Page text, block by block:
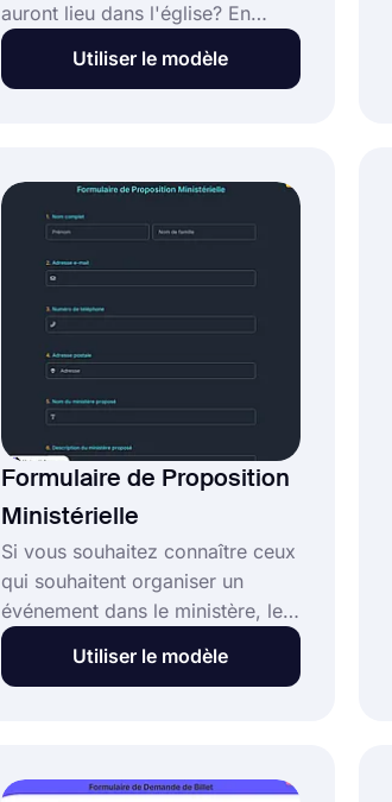
auront lieu dans l'église? En
utilisant un modèle de formulaire
de demande d'événement
que les gens veulent organiser
dans l'église.
Utiliser le modèle
Formulaire de Proposition
Ministérielle
Si vous souhaitez connaître ceux
qui souhaitent organiser un
événement dans le ministère, le
modèle de formulaire de
proposition de ministère sera
programmation et apprendre
Utiliser le modèle